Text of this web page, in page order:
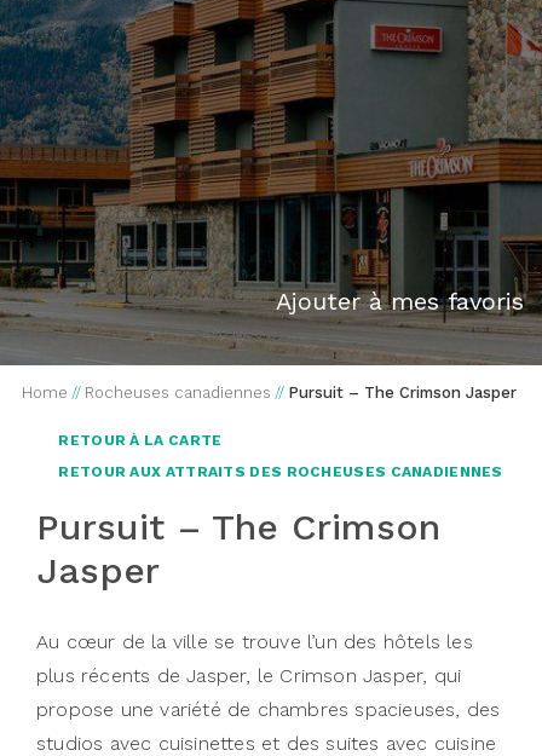
Ajouter à mes favoris
Home // Rocheuses canadiennes // Pursuit – The Crimson Jasper
RETOUR À LA CARTE
RETOUR AUX ATTRAITS DES ROCHEUSES CANADIENNES
Pursuit – The Crimson
Jasper
Au cœur de la ville se trouve l’un des hôtels les
plus récents de Jasper, le Crimson Jasper, qui
propose une variété de chambres spacieuses, des
studios avec cuisinettes et des suites avec cuisine